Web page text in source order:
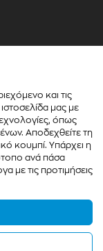
reserved
και τις
μας με
όπως
Αποδεχθείτε τη
κουμπί. Υπάρχει η
ανά πάσα
με τις προτιμήσεις